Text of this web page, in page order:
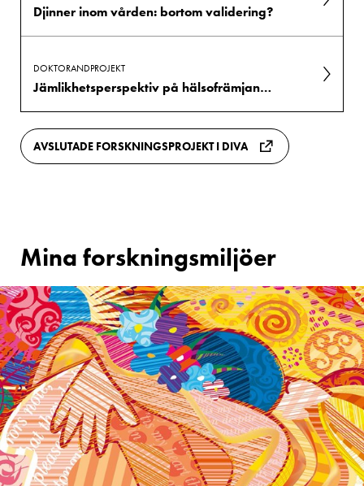
Djinner inom vården: bortom validering?
DOKTORANDPROJEKT
Jämlikhetsperspektiv på hälsofrämjande arbete för psykisk hälsa i skolmiljö
AVSLUTADE FORSKNINGSPROJEKT I DIVA
Mina forskningsmiljöer